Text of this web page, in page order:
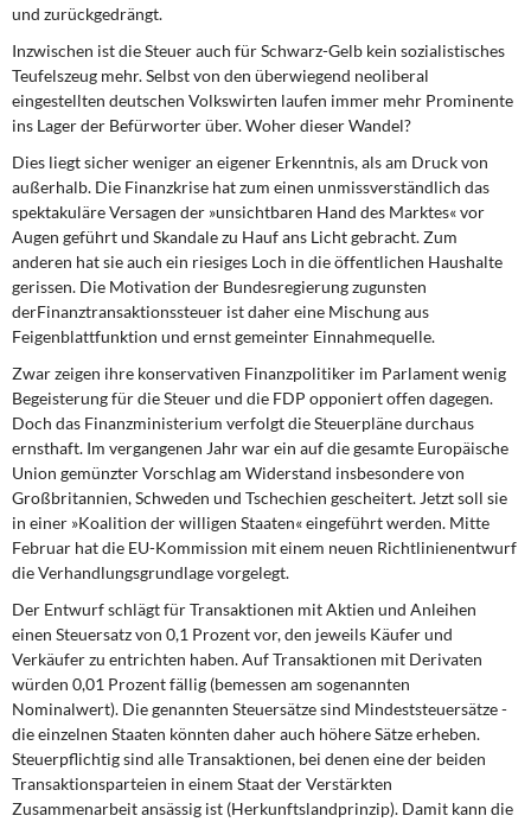
Über mich
Kontakt
und zurückgedrängt.
Inzwischen ist die Steuer auch für Schwarz-Gelb kein sozialistisches
Teufelszeug mehr. Selbst von den überwiegend neoliberal
eingestellten deutschen Volkswirten laufen immer mehr Prominente
ins Lager der Befürworter über. Woher dieser Wandel?
Dies liegt sicher weniger an eigener Erkenntnis, als am Druck von
außerhalb. Die Finanzkrise hat zum einen unmissverständlich das
spektakuläre Versagen der »unsichtbaren Hand des Marktes« vor
Augen geführt und Skandale zu Hauf ans Licht gebracht. Zum
anderen hat sie auch ein riesiges Loch in die öffentlichen Haushalte
gerissen. Die Motivation der Bundesregierung zugunsten
derFinanztransaktionssteuer ist daher eine Mischung aus
Feigenblattfunktion und ernst gemeinter Einnahmequelle.
Zwar zeigen ihre konservativen Finanzpolitiker im Parlament wenig
Begeisterung für die Steuer und die FDP opponiert offen dagegen.
Doch das Finanzministerium verfolgt die Steuerpläne durchaus
ernsthaft. Im vergangenen Jahr war ein auf die gesamte Europäische
Union gemünzter Vorschlag am Widerstand insbesondere von
Großbritannien, Schweden und Tschechien gescheitert. Jetzt soll sie
in einer »Koalition der willigen Staaten« eingeführt werden. Mitte
Februar hat die EU-Kommission mit einem neuen Richtlinienentwurf
die Verhandlungsgrundlage vorgelegt.
Der Entwurf schlägt für Transaktionen mit Aktien und Anleihen
einen Steuersatz von 0,1 Prozent vor, den jeweils Käufer und
Verkäufer zu entrichten haben. Auf Transaktionen mit Derivaten
würden 0,01 Prozent fällig (bemessen am sogenannten
Nominalwert). Die genannten Steuersätze sind Mindeststeuersätze -
die einzelnen Staaten könnten daher auch höhere Sätze erheben.
Steuerpflichtig sind alle Transaktionen, bei denen eine der beiden
Transaktionsparteien in einem Staat der Verstärkten
Zusammenarbeit ansässig ist (Herkunftslandprinzip). Damit kann die